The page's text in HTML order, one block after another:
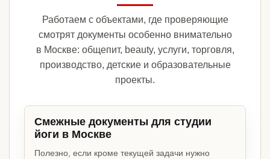
Работаем с объектами, где проверяющие
смотрят документы особенно внимательно
в Москве: общепит, beauty, услуги, торговля,
производство, детские и образовательные
проекты.
Смежные документы для студии
йоги в Москве
Полезно, если кроме текущей задачи нужно